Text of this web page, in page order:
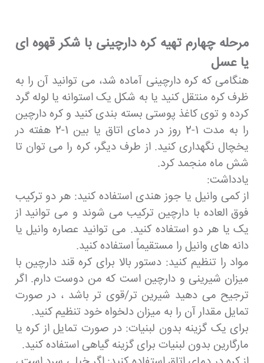
مرحله چهارم تهیه کره دارچینی با شکر قهوه ای
یا عسل
هنگامی که کره دارچینی آماده شد، می توانید آن را به
ظرف کره منتقل کنید یا به شکل یک استوانه یا لوله گرد
کرده و توی کاغذ پوستی بسته بندی کنید و کره دارچین
را به مدت 1-2 روز در دمای اتاق یا بین 1-2 هفته در
یخچال نگهداری کنید. از طرف دیگر، کره را می توان تا
شش ماه منجمد کرد.
یادداشت:
از کمی وانیل یا جوز هندی استفاده کنید: هر دو ترکیب
فوق العاده با دارچین ترکیب می شوند و می توانید از
یک یا هر دو استفاده کنید. می توانید عصاره وانیل یا
دانه های وانیل را مستقیماً استفاده کنید.
مواد را تنظیم کنید: دستور بالا برای کره قند دارچین با
میزان شیرینی و دارچین است که من دوست دارم. اگر
ترجیح می دهید شیرین تر/قوی تر باشد ، در صورت
تمایل مقدار آن را به میزان دلخواه خود تنظیم کنید.
برای یک گزینه بدون لبنیات: در صورت تمایل از کره یا
مارگارین بدون لبنیات برای گزینه گیاهی استفاده کنید.